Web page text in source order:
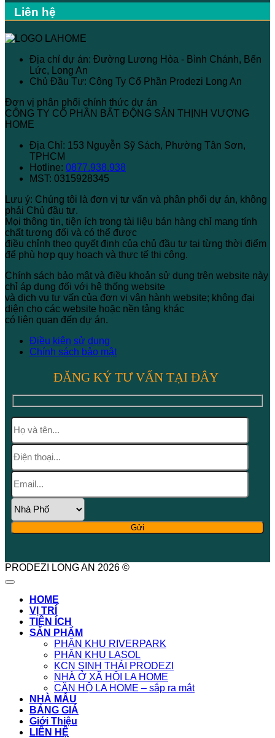
Liên hệ
Địa chỉ dự án: Đường Lương Hòa - Bình Chánh, Bến
Lức, Long An
Chủ Đầu Tư: Công Ty Cổ Phần Prodezi Long An
Đơn vị phân phối chính thức dự án
CÔNG TY CỔ PHẦN BẤT ĐỘNG SẢN THỊNH VƯỢNG
HOME
Địa Chỉ: 153 Nguyễn Sỹ Sách, Phường Tân Sơn,
TPHCM
Hotline: 0877.938.938
MST: 0315928345
Lưu ý: Chúng tôi là đơn vị tư vấn và phân phối dự án, không
phải Chủ đầu tư.
Mọi thông tin, tiện ích trong tài liệu bán hàng chỉ mang tính
chất tương đối và có thể được
điều chỉnh theo quyết định của chủ đầu tư tại từng thời điểm
để phù hợp quy hoạch và thực tế thi công.
Chính sách bảo mật và điều khoản sử dụng trên website này
chỉ áp dụng đối với hệ thống website
và dịch vụ tư vấn của đơn vị vận hành website; không đại
diện cho các website hoặc nền tảng khác
có liên quan đến dự án.
Điều kiện sử dụng
Chính sách bảo mật
ĐĂNG KÝ TƯ VẤN TẠI ĐÂY
PRODEZI LONG AN 2026 ©
HOME
VỊ TRÍ
TIỆN ÍCH
SẢN PHẨM
PHÂN KHU RIVERPARK
PHÂN KHU LASOL
KCN SINH THÁI PRODEZI
NHÀ Ở XÃ HỘI LA HOME
CĂN HỘ LA HOME – sắp ra mắt
NHÀ MẪU
BẢNG GIÁ
Giới Thiệu
LIÊN HỆ